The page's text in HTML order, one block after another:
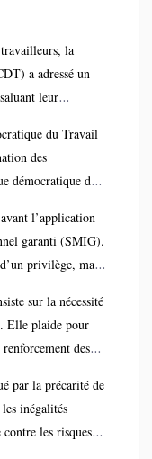
la
a adressé un
leur
du Travail
des
démocratique du
», souligne la
laborieuse dans la
l’application
garanti (SMIG).
privilège, mais
dans plusieurs
d’un revenu
compétentes à
sur toute
sur la nécessité
Elle plaide pour
des
liberté syndicale
est une
», martèle-t-
par la précarité de
inégalités
les risques